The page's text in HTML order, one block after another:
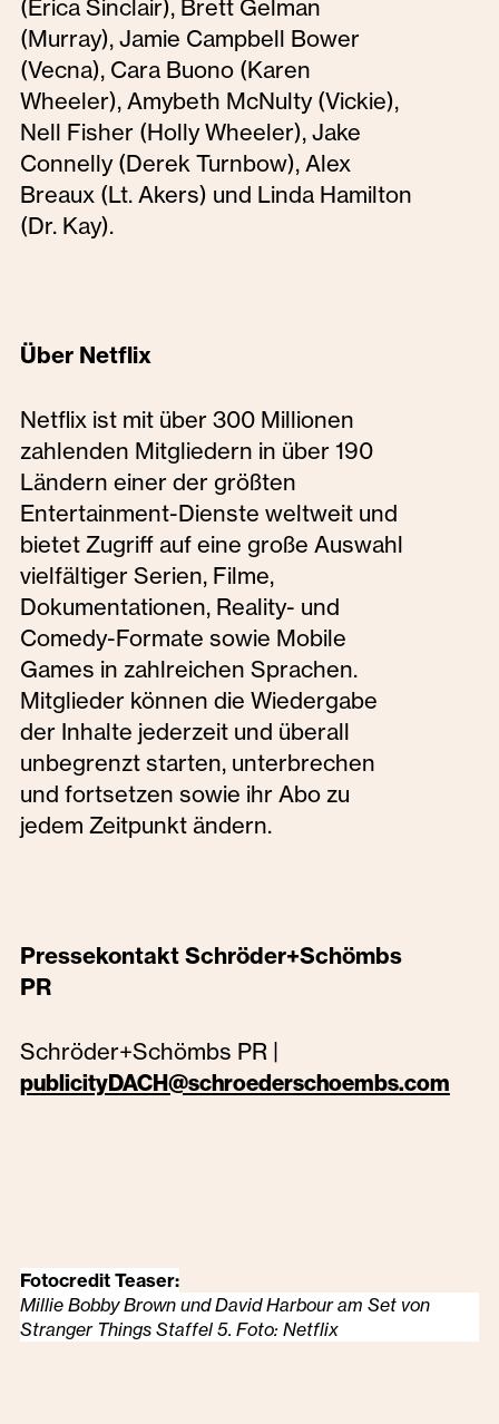
(Erica Sinclair), Brett Gelman
(Murray), Jamie Campbell Bower
(Vecna), Cara Buono (Karen
Wheeler), Amybeth McNulty (Vickie),
Nell Fisher (Holly Wheeler), Jake
Connelly (Derek Turnbow), Alex
Breaux (Lt. Akers) und Linda Hamilton
(Dr. Kay).‍
Über Netflix
Netflix ist mit über 300 Millionen
zahlenden Mitgliedern in über 190
Ländern einer der größten
Entertainment-Dienste weltweit und
bietet Zugriff auf eine große Auswahl
vielfältiger Serien, Filme,
Dokumentationen, Reality- und
Comedy-Formate sowie Mobile
Games in zahlreichen Sprachen.
Mitglieder können die Wiedergabe
der Inhalte jederzeit und überall
unbegrenzt starten, unterbrechen
und fortsetzen sowie ihr Abo zu
jedem Zeitpunkt ändern.‍
Pressekontakt Schröder+Schömbs
PR
Schröder+Schömbs PR |
publicityDACH@schroederschoembs.com
Fotocredit Teaser:
Millie Bobby Brown und David Harbour am Set von
Stranger Things Staffel 5. Foto: Netflix